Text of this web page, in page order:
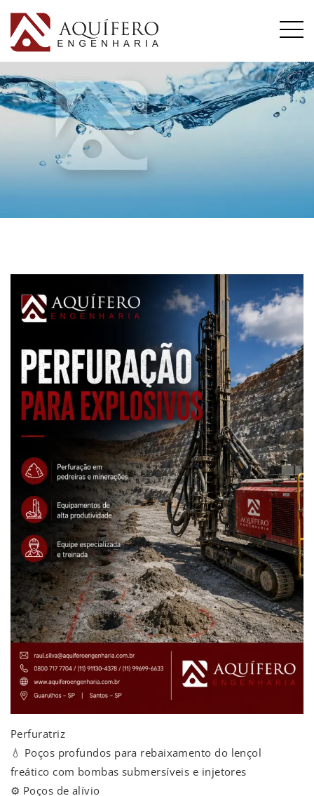
Perfuratriz
💧 Poços profundos para rebaixamento do lençol
freático com bombas submersíveis e injetores
⚙️ Poços de alívio